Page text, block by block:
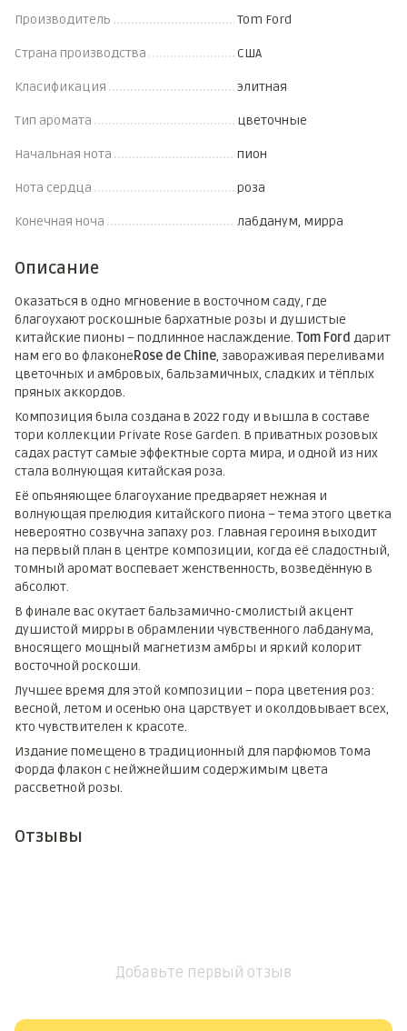
Производитель Tom Ford
Страна производства США
Класификация элитная
Тип аромата цветочные
Начальная нота пион
Нота сердца роза
Конечная ноча лабданум, мирра
Описание
Оказаться в одно мгновение в восточном саду, где
благоухают роскошные бархатные розы и душистые
китайские пионы – подлинное наслаждение. Tom Ford дарит
нам его во флаконеRose de Chine, завораживая переливами
цветочных и амбровых, бальзамичных, сладких и тёплых
пряных аккордов.
Композиция была создана в 2022 году и вышла в составе
тори коллекции Private Rose Garden. В приватных розовых
садах растут самые эффектные сорта мира, и одной из них
стала волнующая китайская роза.
Её опьяняющее благоухание предваряет нежная и
волнующая прелюдия китайского пиона – тема этого цветка
невероятно созвучна запаху роз. Главная героиня выходит
на первый план в центре композиции, когда её сладостный,
томный аромат воспевает женственность, возведённую в
абсолют.
В финале вас окутает бальзамично-смолистый акцент
душистой мирры в обрамлении чувственного лабданума,
вносящего мощный магнетизм амбры и яркий колорит
восточной роскоши.
Лучшее время для этой композиции – пора цветения роз:
весной, летом и осенью она царствует и околдовывает всех,
кто чувствителен к красоте.
Издание помещено в традиционный для парфюмов Тома
Форда флакон с нейжнейшим содержимым цвета
рассветной розы.
Отзывы
Добавьте первый отзыв